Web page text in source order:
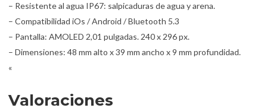
– Resistente al agua IP67: salpicaduras de agua y arena.
– Compatibilidad iOs / Android / Bluetooth 5.3
– Pantalla: AMOLED 2,01 pulgadas. 240 x 296 px.
– Dimensiones: 48 mm alto x 39 mm ancho x 9 mm profundidad.
«
Valoraciones